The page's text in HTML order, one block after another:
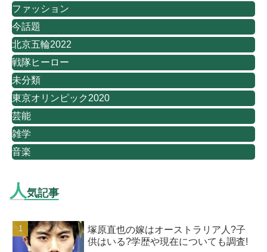
ファッション
今話題
北京五輪2022
戦隊ヒーロー
未分類
東京オリンピック2020
芸能
雑学
音楽
人気記事
塚原直也の嫁はオーストラリア人?子
供はいる?学歴や現在についても調査!